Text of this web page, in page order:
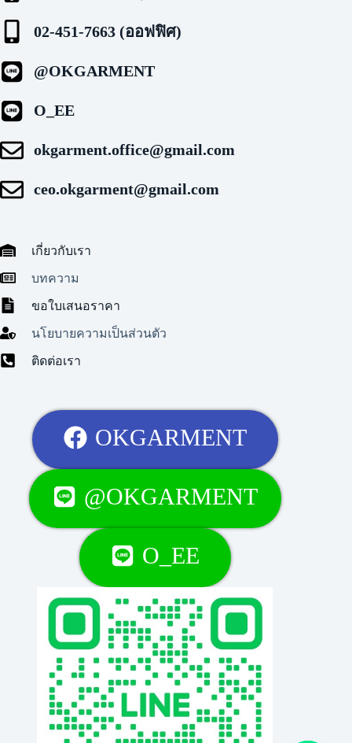
02-451-7663 (ออฟฟิศ)
@OKGARMENT
O_EE
okgarment.office@gmail.com
ceo.okgarment@gmail.com
เกี่ยวกับเรา
บทความ
ขอใบเสนอราคา
นโยบายความเป็นส่วนตัว
ติดต่อเรา
OKGARMENT
@OKGARMENT
O_EE